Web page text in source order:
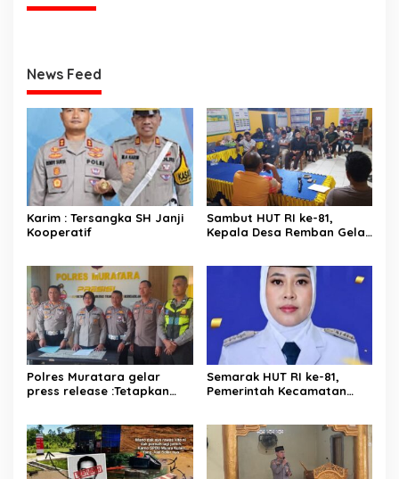
News Feed
Karim : Tersangka SH Janji
Kooperatif
Sambut HUT RI ke-81,
Kepala Desa Remban Gelar
Polres Muratara gelar
press release :Tetapkan
Maut antara Bus ALS dan
Tangki BBM Tewaskan 19
Orang
Semarak HUT RI ke-81,
Pemerintah Kecamatan